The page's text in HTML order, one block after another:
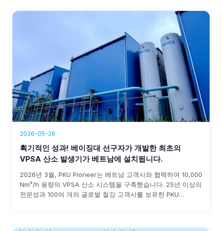
2026-05-26
획기적인 성과! 베이징대 선구자가 개발한 최초의
VPSA 산소 발생기가 베트남에 설치됩니다.
2026년 3월, PKU Pioneer는 베트남 고객사와 협력하여 10,000
Nm³/h 용량의 VPSA 산소 시스템을 구축했습니다. 25년 이상의
전문성과 100여 개의 글로벌 철강 고객사를 보유한 PKU